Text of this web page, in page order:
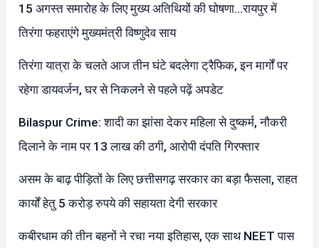
15 अगस्त समारोह के लिए मुख्य अतिथियों की घोषणा…रायपुर में
तिरंगा फहराएंगे मुख्यमंत्री विष्णुदेव साय
तिरंगा यात्रा के चलते आज तीन घंटे बदलेगा ट्रैफिक, इन मार्गों पर
रहेगा डायवर्जन, घर से निकलने से पहले पढ़ें अपडेट
Bilaspur Crime: शादी का झांसा देकर महिला से दुष्कर्म, नौकरी
दिलाने के नाम पर 13 लाख की ठगी, आरोपी दंपति गिरफ्तार
असम के बाढ़ पीड़ितों के लिए छत्तीसगढ़ सरकार का बड़ा फैसला, राहत
कार्यों हेतु 5 करोड़ रुपये की सहायता देगी सरकार
कबीरधाम की तीन बहनों ने रचा नया इतिहास, एक साथ NEET पास